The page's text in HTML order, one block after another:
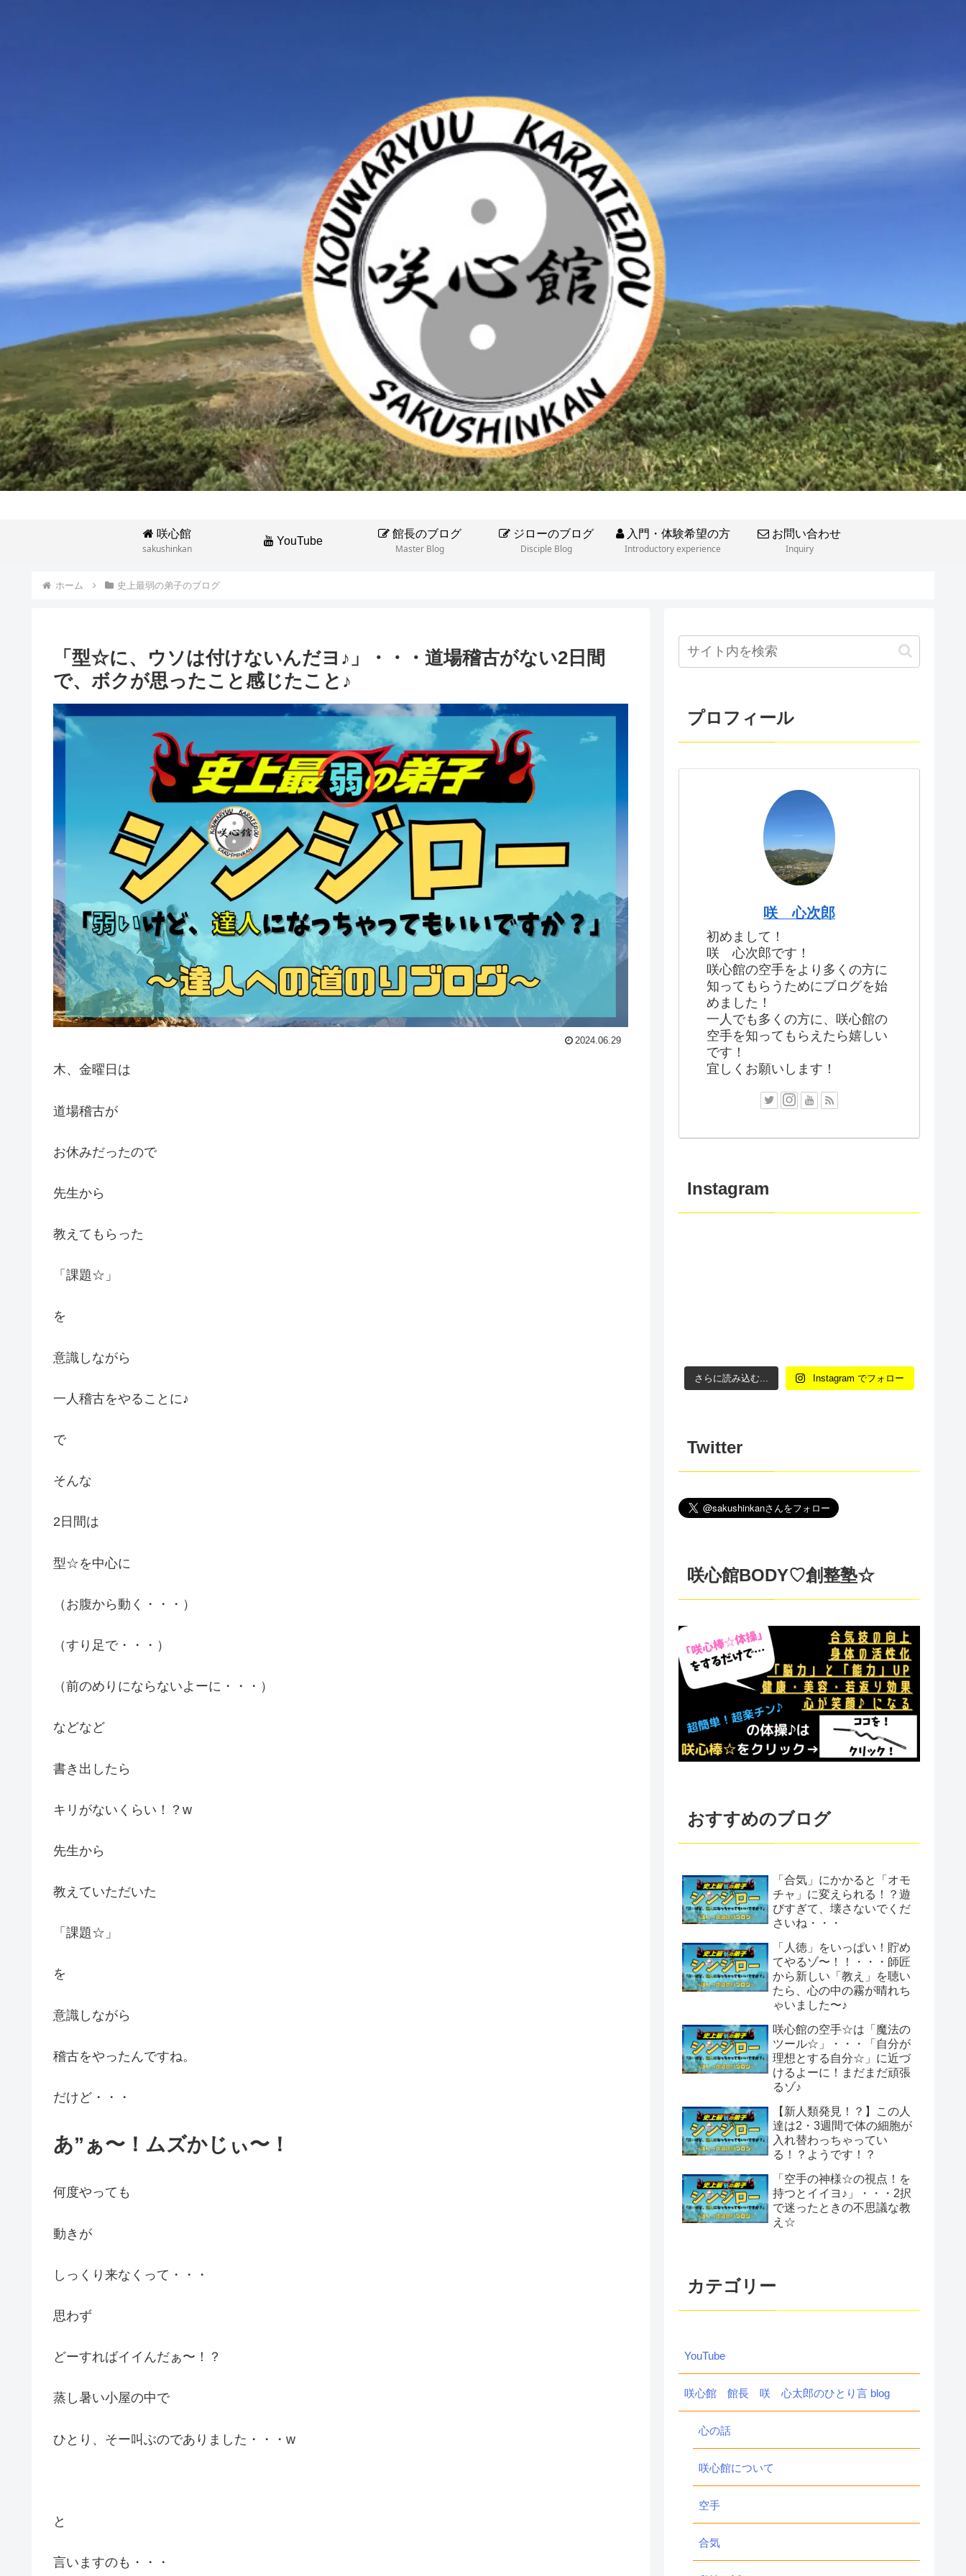
咲心館
sakushinkan
YouTube
館長のブログ
Master Blog
ジローのブログ
Disciple Blog
入門・体験希望の方
Introductory experience
お問い合わせ
Inquiry
ホーム 史上最弱の弟子のブログ
「型☆に、ウソは付けないんだヨ♪」・・・道場稽古がない2日間
で、ボクが思ったこと感じたこと♪
2024.06.29
木、金曜日は
道場稽古が
お休みだったので
先生から
教えてもらった
「課題☆」
を
意識しながら
一人稽古をやることに♪
で
そんな
2日間は
型☆を中心に
（お腹から動く・・・）
（すり足で・・・）
（前のめりにならないよーに・・・）
などなど
書き出したら
キリがないくらい！？w
先生から
教えていただいた
「課題☆」
を
意識しながら
稽古をやったんですね。
だけど・・・
あ”ぁ〜！ムズかじぃ〜！
何度やっても
動きが
しっくり来なくって・・・
思わず
どーすればイイんだぁ〜！？
蒸し暑い小屋の中で
ひとり、そー叫ぶのでありました・・・w
と
言いますのも・・・
プロフィール
咲 心次郎
初めまして！
咲 心次郎です！
咲心館の空手をより多くの方に
知ってもらうためにブログを始
めました！
一人でも多くの方に、咲心館の
空手を知ってもらえたら嬉しい
です！
宜しくお願いします！
Instagram
さらに読み込む... Instagram でフォロー
Twitter
咲心館BODY♡創整塾☆
おすすめのブログ
「合気」にかかると「オモ
チャ」に変えられる！？遊
びすぎて、壊さないでくだ
さいね・・・
「人徳」をいっぱい！貯め
てやるゾ〜！！・・・師匠
から新しい「教え」を聴い
たら、心の中の霧が晴れち
ゃいました〜♪
咲心館の空手☆は「魔法の
ツール☆」・・・「自分が
理想とする自分☆」に近づ
けるよーに！まだまだ頑張
るゾ♪
【新人類発見！？】この人
達は2・3週間で体の細胞が
入れ替わっちゃってい
る！？ようです！？
「空手の神様☆の視点！を
持つとイイヨ♪」・・・2択
で迷ったときの不思議な教
え☆
カテゴリー
YouTube
咲心館 館長 咲 心太郎のひとり言 blog
心の話
咲心館について
空手
合気